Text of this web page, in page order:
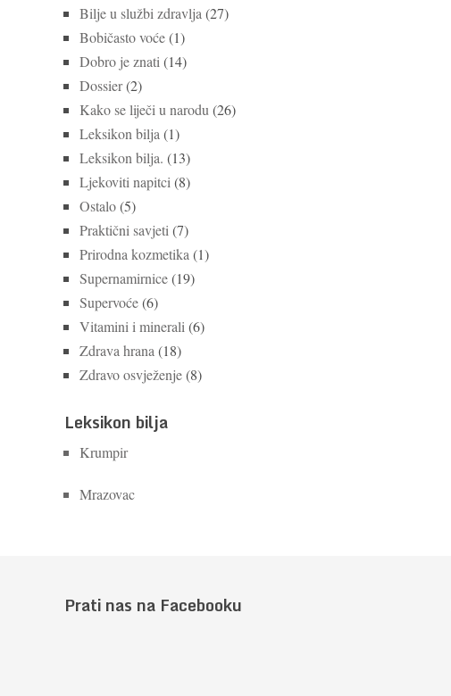
Bilje u službi zdravlja (27)
Bobičasto voće(1)
Dobro je znati (14)
Dossier(2)
Kako se liječi u narodu (26)
Leksikon bilja (1)
Leksikon bilja. (13)
Ljekoviti napitci (8)
Ostalo(5)
Praktični savjeti (7)
Prirodna kozmetika (1)
Supernamirnice(19)
Supervoće(6)
Vitamini i minerali (6)
Zdrava hrana (18)
Zdravo osvježenje(8)
Leksikon bilja
Krumpir
Mrazovac
Prati nas na Facebooku